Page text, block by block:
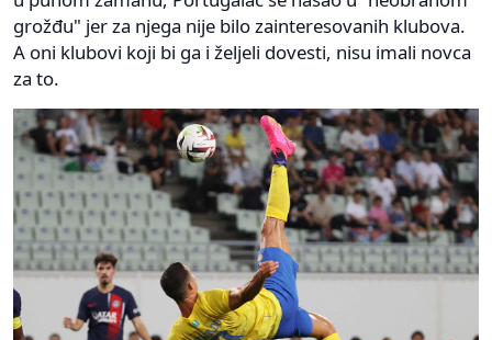
grožđu" jer za njega nije bilo zainteresovanih klubova.
A oni klubovi koji bi ga i željeli dovesti, nisu imali novca
za to.